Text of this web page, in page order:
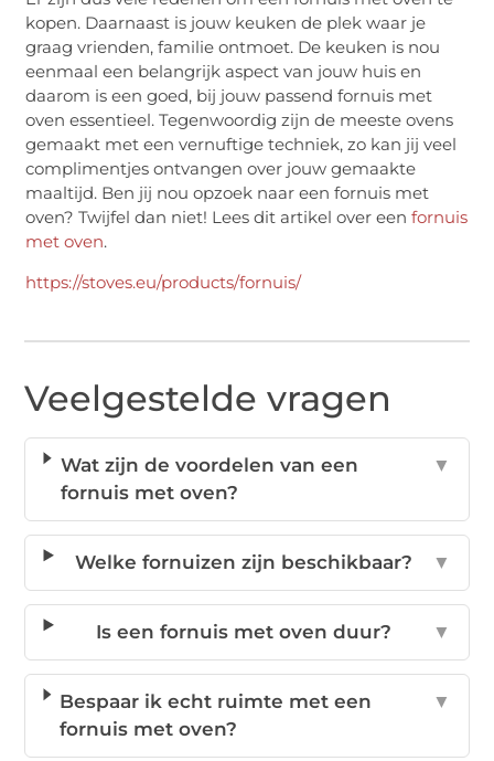
kopen. Daarnaast is jouw keuken de plek waar je
graag vrienden, familie ontmoet. De keuken is nou
eenmaal een belangrijk aspect van jouw huis en
daarom is een goed, bij jouw passend fornuis met
oven essentieel. Tegenwoordig zijn de meeste ovens
gemaakt met een vernuftige techniek, zo kan jij veel
complimentjes ontvangen over jouw gemaakte
maaltijd. Ben jij nou opzoek naar een fornuis met
oven? Twijfel dan niet! Lees dit artikel over eenfornuis
met oven.
https://stoves.eu/products/fornuis/
Veelgestelde vragen
Wat zijn de voordelen van een
fornuis met oven?
▼
Welke fornuizen zijn beschikbaar? ▼
Is een fornuis met oven duur? ▼
Bespaar ik echt ruimte met een
fornuis met oven?
▼